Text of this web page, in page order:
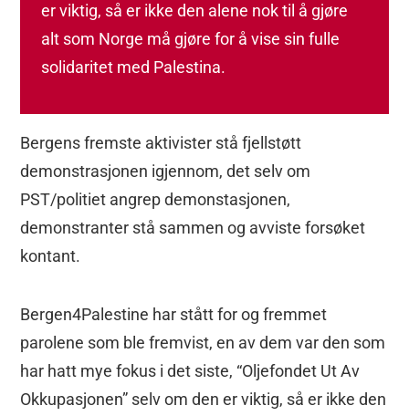
er viktig, så er ikke den alene nok til å gjøre
alt som Norge må gjøre for å vise sin fulle
solidaritet med Palestina.
Bergens fremste aktivister stå fjellstøtt
demonstrasjonen igjennom, det selv om
PST/politiet angrep demonstasjonen,
demonstranter stå sammen og avviste forsøket
kontant.
Bergen4Palestine har stått for og fremmet
parolene som ble fremvist, en av dem var den som
har hatt mye fokus i det siste, “Oljefondet Ut Av
Okkupasjonen” selv om den er viktig, så er ikke den